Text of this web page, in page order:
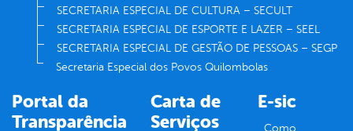
SECRETARIA ESPECIAL DE CULTURA – SECULT
SECRETARIA ESPECIAL DE ESPORTE E LAZER – SEEL
SECRETARIA ESPECIAL DE GESTÃO DE PESSOAS – SEGP
Secretaria Especial dos Povos Quilombolas
Portal da
Transparência
Carta de
Serviços
E-sic
Como